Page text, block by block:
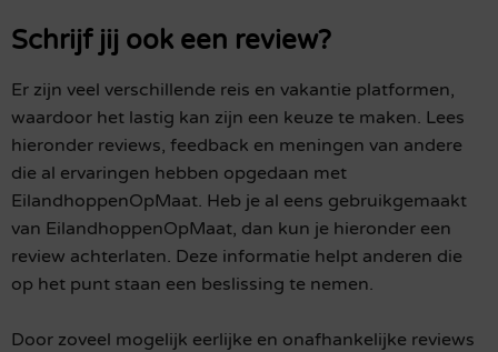
Schrijf jij ook een review?
Er zijn veel verschillende reis en vakantie platformen,
waardoor het lastig kan zijn een keuze te maken. Lees
hieronder reviews, feedback en meningen van andere
die al ervaringen hebben opgedaan met
EilandhoppenOpMaat. Heb je al eens gebruikgemaakt
van EilandhoppenOpMaat, dan kun je hieronder een
review achterlaten. Deze informatie helpt anderen die
op het punt staan een beslissing te nemen.
Door zoveel mogelijk eerlijke en onafhankelijke reviews